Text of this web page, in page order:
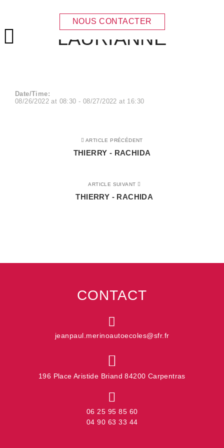
Menu principal
NOUS CONTACTER
THIERRY –
LAURIANNE
Date/Time:
08/26/2022 at 08:30 - 08/27/2022 at 16:30
ARTICLE PRÉCÉDENT
THIERRY - RACHIDA
ARTICLE SUIVANT
THIERRY - RACHIDA
CONTACT
jeanpaul.merinoautoecoles@sfr.fr
196 Place Aristide Briand 84200 Carpentras
06 25 95 85 60
04 90 63 33 44